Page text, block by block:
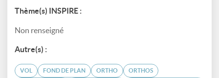
Thème(s) INSPIRE :
Non renseigné
Autre(s) :
VOL FOND DE PLAN ORTHO ORTHOS